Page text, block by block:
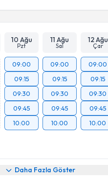
10 Ağu
Pzt
11 Ağu
Sal
12 Ağu
Çar
09:00
09:15
09:30
09:45
10:00
09:00
09:15
09:30
09:45
10:00
09:00
09:15
09:30
09:45
10:00
Daha Fazla Göster